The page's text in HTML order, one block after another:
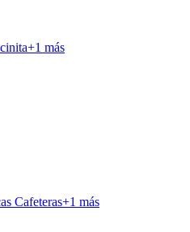
+1 más
Cafeteras+1 más